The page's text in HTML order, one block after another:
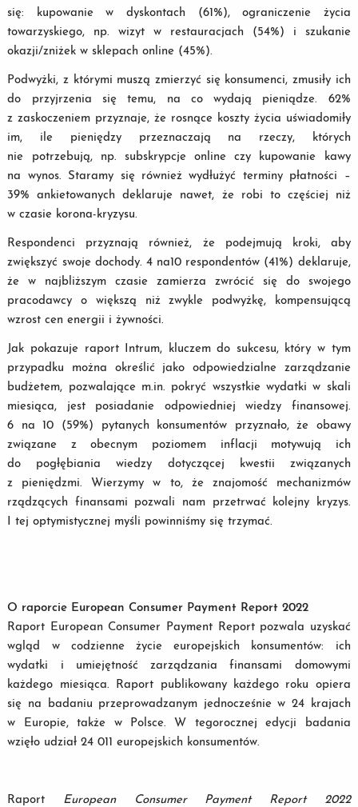
się: kupowanie w dyskontach (61%), ograniczenie życia
towarzyskiego, np. wizyt w restauracjach (54%) i szukanie
okazji/zniżek w sklepach online (45%).
Podwyżki, z którymi muszą zmierzyć się konsumenci, zmusiły ich
do przyjrzenia się temu, na co wydają pieniądze. 62%
z zaskoczeniem przyznaje, że rosnące koszty życia uświadomiły
im, ile pieniędzy przeznaczają na rzeczy, których
nie potrzebują, np. subskrypcje online czy kupowanie kawy
na wynos. Staramy się również wydłużyć terminy płatności –
39% ankietowanych deklaruje nawet, że robi to częściej niż
w czasie korona-kryzysu.
Respondenci przyznają również, że podejmują kroki, aby
zwiększyć swoje dochody. 4 na10 respondentów (41%) deklaruje,
że w najbliższym czasie zamierza zwrócić się do swojego
pracodawcy o większą niż zwykle podwyżkę, kompensującą
wzrost cen energii i żywności.
Jak pokazuje raport Intrum, kluczem do sukcesu, który w tym
przypadku można określić jako odpowiedzialne zarządzanie
budżetem, pozwalające m.in. pokryć wszystkie wydatki w skali
miesiąca, jest posiadanie odpowiedniej wiedzy finansowej.
6 na 10 (59%) pytanych konsumentów przyznało, że obawy
związane z obecnym poziomem inflacji motywują ich
do pogłębiania wiedzy dotyczącej kwestii związanych
z pieniędzmi. Wierzymy w to, że znajomość mechanizmów
rządzących finansami pozwali nam przetrwać kolejny kryzys.
I tej optymistycznej myśli powinniśmy się trzymać.
O raporcie European Consumer Payment Report 2022
Raport European Consumer Payment Report pozwala uzyskać
wgląd w codzienne życie europejskich konsumentów: ich
wydatki i umiejętność zarządzania finansami domowymi
każdego miesiąca. Raport publikowany każdego roku opiera
się na badaniu przeprowadzanym jednocześnie w 24 krajach
w Europie, także w Polsce. W tegorocznej edycji badania
wzięło udział 24 011 europejskich konsumentów.
Raport European Consumer Payment Report 2022